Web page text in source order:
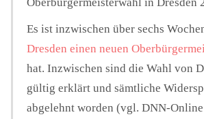
Podcast
Seminare
Unterstützen
Oberbürgermeisterwahl in Dresden
Es ist inzwischen über sechs
Dresden einen neuen
hat. Inzwischen sind die Wahl von
gültig erklärt und sämtliche
abgelehnt worden (vgl. DNN-